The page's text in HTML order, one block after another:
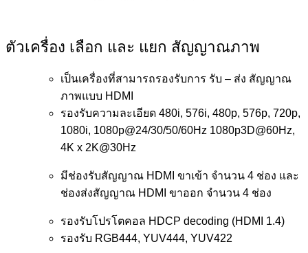
ตัวเครื่อง เลือก และ แยก สัญญาณภาพ
เป็นเครื่องที่สามารถรองรับการ รับ – ส่ง สัญญาณ
ภาพแบบ HDMI
รองรับความละเอียด 480i, 576i, 480p, 576p, 720p,
1080i, 1080p@24/30/50/60Hz 1080p3D@60Hz,
4K x 2K@30Hz
มีช่องรับสัญญาณ HDMI ขาเข้า จำนวน 4 ช่อง และ
ช่องส่งสัญญาณ HDMI ขาออก จำนวน 4 ช่อง
รองรับโปรโตคอล HDCP decoding (HDMI 1.4)
รองรับ RGB444, YUV444, YUV422